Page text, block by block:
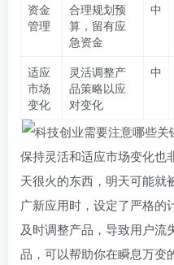
资金
管理
合理规划预
算，留有应
急资金
中
适应
市场
变化
灵活调整产
品策略以应
对变化
中
保持灵活和适应市场变化也
天很火的东西，明天可能就
广新应用时，设定了严格的
及时调整产品，导致用户流
品，可以帮助你在瞬息万变